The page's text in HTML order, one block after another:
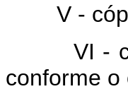
V - cópia
VI -
conforme o